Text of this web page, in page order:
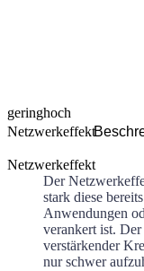
geringhoch
Netzwerkeffekt
Netzwerkeffekt
Der
stark diese
Anwendungen
verankert ist.
verstärkender
nur schwer